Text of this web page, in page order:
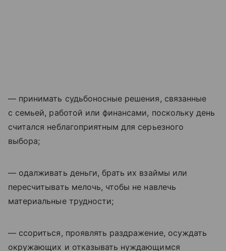
— принимать судьбоносные решения, связанные
с семьей, работой или финансами, поскольку день
считался неблагоприятным для серьезного
выбора;
— одалживать деньги, брать их взаймы или
пересчитывать мелочь, чтобы не навлечь
материальные трудности;
— ссориться, проявлять раздражение, осуждать
окружающих и отказывать нуждающимся